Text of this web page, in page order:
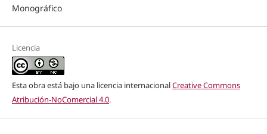
Monográfico
Licencia
Esta obra está bajo una licencia internacionalCreative Commons
Atribución-NoComercial 4.0.